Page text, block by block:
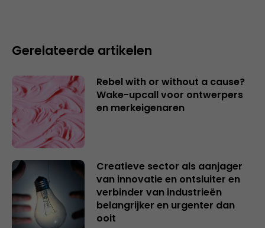
Gerelateerde artikelen
Rebel with or without a cause?
Wake-upcall voor ontwerpers
en merkeigenaren
Creatieve sector als aanjager
van innovatie en ontsluiter en
verbinder van industrieën
belangrijker en urgenter dan
ooit